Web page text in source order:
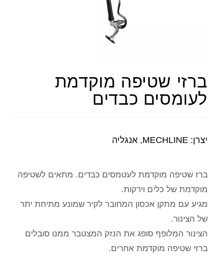
ברזי שטיפה מוקדמת
לעומסים כבדים
יצרן: MECHLINE, אנגליה
ברז שטיפה מוקדמת לעטמסים כבדים. מתאים לשטיפה
מוקדמת של כלים וירקות.
מגיע עם מתקן אכסון המחובר לקיר שמונע מתיחת יתר
של הצינור.
הצינור המלופף סופג את הנזק המצטבר ממנו סובלים
ברזי שטיפה מוקדמת אחרים.